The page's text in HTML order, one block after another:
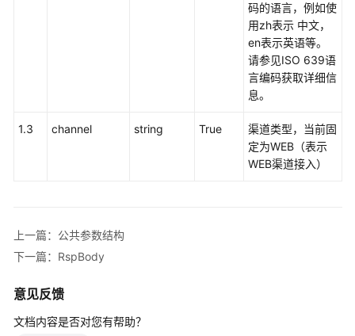
开
发
述
用
户
码的语言，例如使
用zh表示 中文，
en表示英语等。
请参见ISO 639语
言编码获取详细信
息。
1.3 channel string True
渠道类型，当前固
定为WEB（表示
WEB渠道接入）
上一篇：公共参数结构
下一篇：RspBody
意见反馈
文档内容是否对您有帮助？